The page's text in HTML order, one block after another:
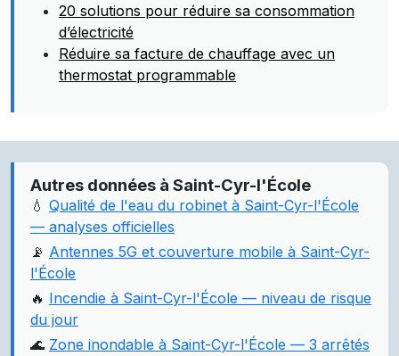
20 solutions pour réduire sa consommation
d’électricité
Réduire sa facture de chauffage avec un
thermostat programmable
Autres données à Saint-Cyr-l'École
💧 Qualité de l'eau du robinet à Saint-Cyr-l'École
— analyses officielles
📡 Antennes 5G et couverture mobile à Saint-Cyr-
l'École
🔥 Incendie à Saint-Cyr-l'École — niveau de risque
du jour
🌊 Zone inondable à Saint-Cyr-l'École — 3 arrêtés